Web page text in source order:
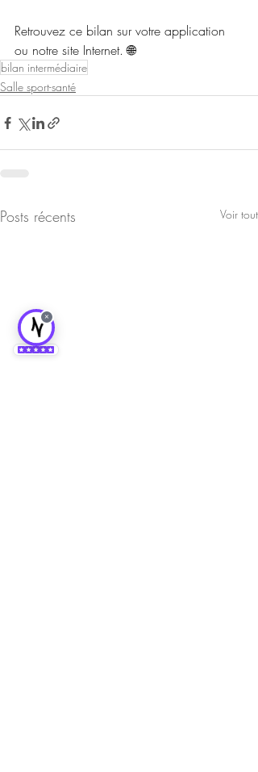
Retrouvez ce bilan sur votre application
ou notre site Internet. 🌐
bilan intermédiaire
Salle sport-santé
Posts récents Voir tout
×